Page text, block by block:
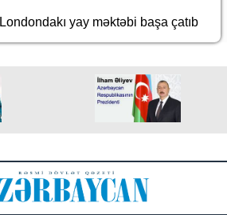
yay məktəbi başa çatıb